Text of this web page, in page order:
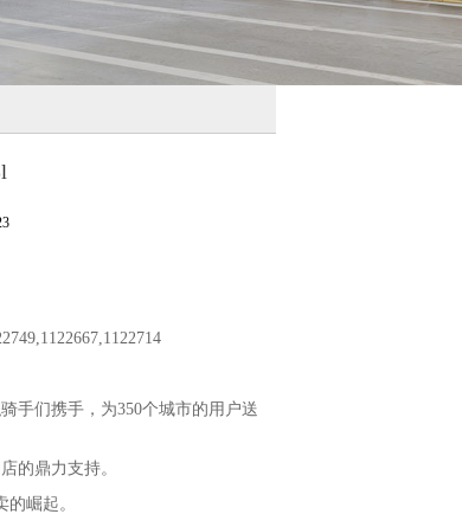
手们携手，为350个城市的用户送
的鼎力支持。
崛起。